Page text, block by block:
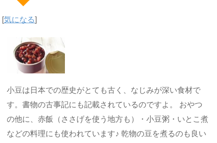
[気になる]
小豆は日本での歴史がとても古く、なじみが深い食材で
す。書物の古事記にも記載されているのですよ。 おやつ
の他に、赤飯（ささげを使う地方も）・小豆粥・いとこ煮
などの料理にも使われています♪ 乾物の豆を煮るのも良い